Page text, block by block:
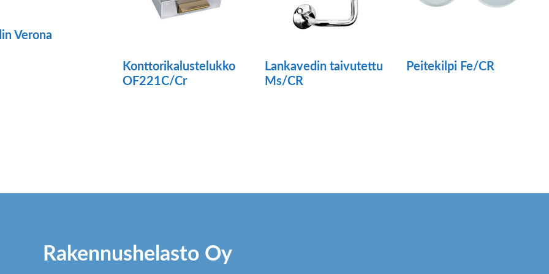
Verona
Konttorikalustelukko
OF221C/Cr
Lankavedin taivutettu
Ms/CR
muunnelma.
Peitekilpi Fe/CR
Rakennushelasto Oy